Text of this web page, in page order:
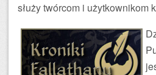
służy twórcom i użytkownikom